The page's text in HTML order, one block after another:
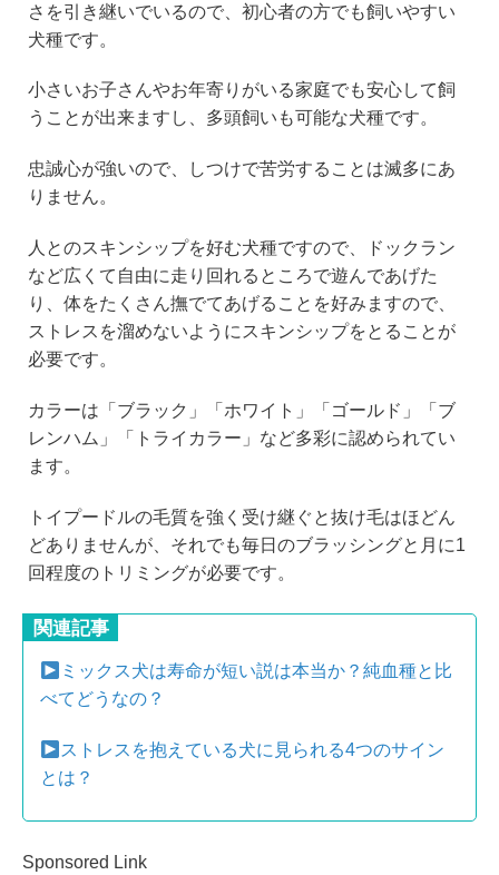
さを引き継いでいるので、初心者の方でも飼いやすい
犬種です。
小さいお子さんやお年寄りがいる家庭でも安心して飼
うことが出来ますし、多頭飼いも可能な犬種です。
忠誠心が強いので、しつけで苦労することは滅多にあ
りません。
人とのスキンシップを好む犬種ですので、ドックラン
など広くて自由に走り回れるところで遊んであげた
り、体をたくさん撫でてあげることを好みますので、
ストレスを溜めないようにスキンシップをとることが
必要です。
カラーは「ブラック」「ホワイト」「ゴールド」「ブ
レンハム」「トライカラー」など多彩に認められてい
ます。
トイプードルの毛質を強く受け継ぐと抜け毛はほどん
どありませんが、それでも毎日のブラッシングと月に1
回程度のトリミングが必要です。
関連記事
ミックス犬は寿命が短い説は本当か？純血種と比
べてどうなの？
ストレスを抱えている犬に見られる4つのサイン
とは？
Sponsored Link